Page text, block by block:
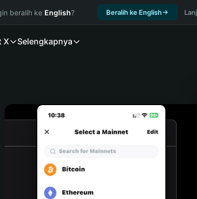
beralih ke English? Beralih ke English
X Selengkapnya